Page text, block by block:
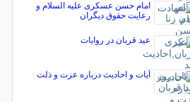
امام حسن عسکری علیه السلام و
رعايت حقوق دیگران
عید قربان در روایات
آیات و احادیث درباره عزت و ذلت